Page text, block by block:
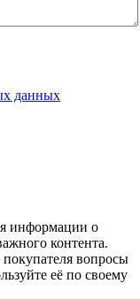
данных
информации о
контента.
вопросы
её по своему